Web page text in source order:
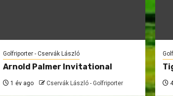
Golfriporter - Cservák László
Arnold Palmer Invitational
1 év ago Cservák László - Golfriporter